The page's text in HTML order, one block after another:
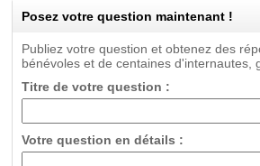
Posez votre question maintenant !
Publiez votre question et obtenez des
bénévoles et de centaines d'internautes,
Titre de votre question :
Votre question en détails :